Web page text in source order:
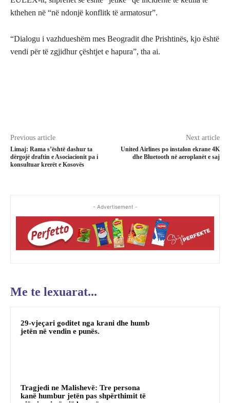
kthehen në “në ndonjë konflitk të armatosur”.
“Dialogu i vazhdueshëm mes Beogradit dhe Prishtinës, kjo është
vendi për të zgjidhur çështjet e hapura”, tha ai.
Previous article
Limaj: Rama s’është dashur ta
dërgojë draftin e Asociacionit pa i
konsultuar krerët e Kosovës
Next article
United Airlines po instalon ekrane 4K
dhe Bluetooth në aeroplanët e saj
- Advertisement -
Me te lexuarat...
29-vjeçari goditet nga krani dhe humb
jetën në vendin e punës.
Tragjedi ne Malishevë: Tre persona
kanë humbur jetën pas shpërthimit të